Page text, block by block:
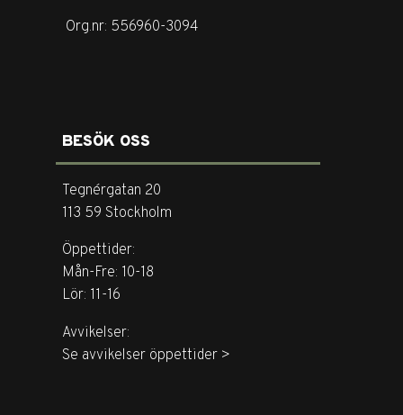
Org.nr: 556960-3094
BESÖK OSS
Tegnérgatan 20
113 59 Stockholm
Öppettider:
Mån-Fre: 10-18
Lör: 11-16
Avvikelser:
Se avvikelser öppettider >